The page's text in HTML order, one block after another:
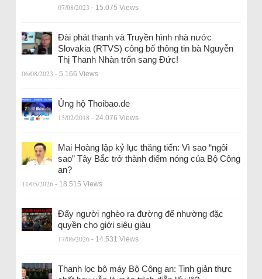
07/08/2023 - 15.075 Views
Đài phát thanh và Truyền hình nhà nước
Slovakia (RTVS) công bố thông tin bà Nguyễn
Thị Thanh Nhàn trốn sang Đức!
06/08/2023 - 5.166 Views
Ủng hộ Thoibao.de
15/02/2018 - 24.076 Views
Mai Hoàng lập kỷ lục thăng tiến: Vì sao “ngôi
sao” Tây Bắc trở thành điểm nóng của Bộ Công
an?
11/05/2026 - 18.515 Views
Đẩy người nghèo ra đường để nhường đặc
quyền cho giới siêu giàu
17/06/2026 - 14.531 Views
Thanh lọc bộ máy Bộ Công an: Tinh giản thực